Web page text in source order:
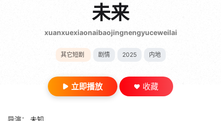
未来
xuanxuexiaonaibaojingnengyuceweilai
其它短剧 剧情 2025 内地
立即播放 收藏
导演：
未知